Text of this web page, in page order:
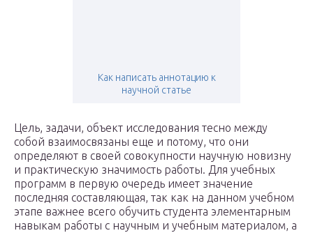
Как написать аннотацию к
научной статье
Цель, задачи, объект исследования тесно между
собой взаимосвязаны еще и потому, что они
определяют в своей совокупности научную новизну
и практическую значимость работы. Для учебных
программ в первую очередь имеет значение
последняя составляющая, так как на данном учебном
этапе важнее всего обучить студента элементарным
навыкам работы с научным и учебным материалом, а